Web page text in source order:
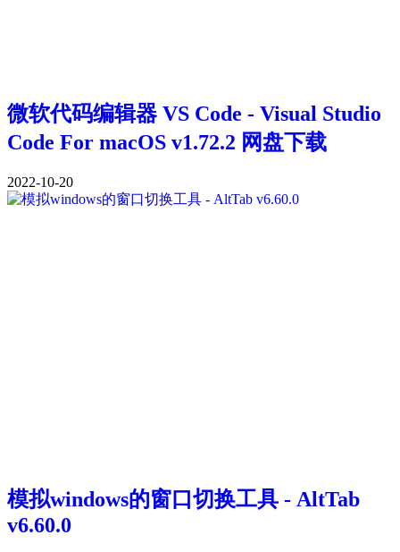
微软代码编辑器 VS Code - Visual Studio
Code For macOS v1.72.2 网盘下载
2022-10-20
模拟windows的窗口切换工具 - AltTab
v6.60.0